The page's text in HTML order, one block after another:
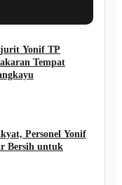
Yonif TP
Tempat
Personel Yonif
Bersih untuk